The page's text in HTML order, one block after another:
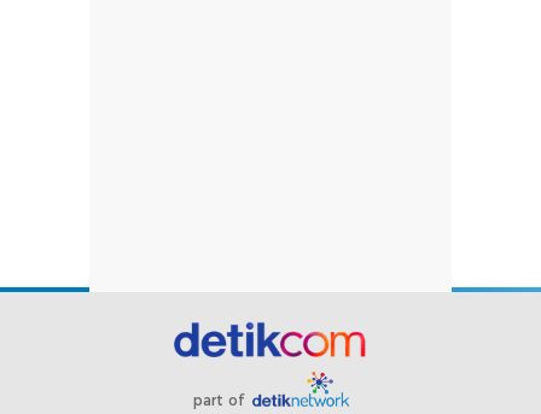
part of